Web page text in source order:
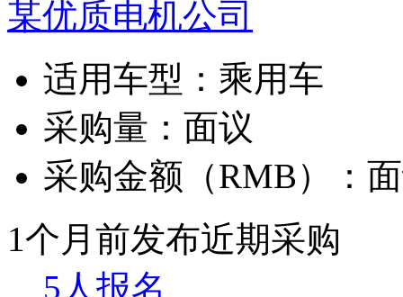
某优质电机公司
适用车型： 乘用车
采购量： 面议
采购金额（RMB）：
1个月前发布近期采购
5人报名